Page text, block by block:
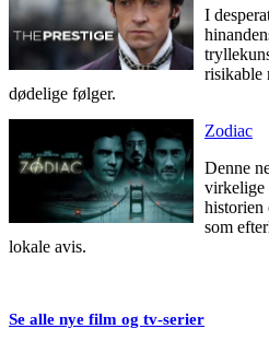
I
risikable
dødelige følger.
Zodiac
Denne
virkelige
historien
som
lokale avis.
Se alle nye film og tv-serier